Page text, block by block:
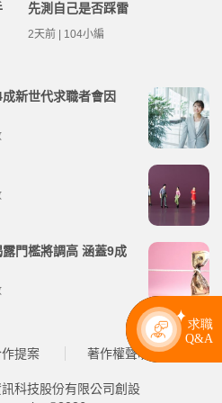
先測自己是否踩雷
2天前 | 104小編
新世代求職者會因
門檻將調高 涵蓋9成
提案 著作權聲明
科技股份有限公司創設